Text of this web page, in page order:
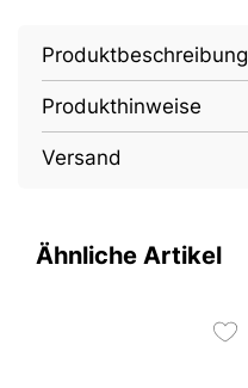
Produktbeschreibung
Produkthinweise
Versand
Ähnliche Artikel